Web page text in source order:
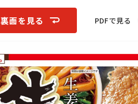
裏面を見る PDFで見る